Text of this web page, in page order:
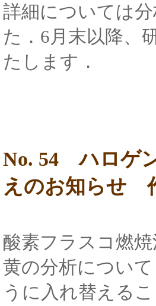
詳細については
た．6月末以降、
たします．
No. 54 ハロゲ
えのお知らせ
酸素フラスコ燃
黄の分析につい
うに入れ替える